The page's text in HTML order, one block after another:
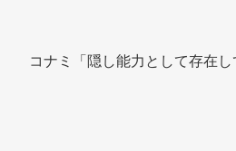
コナミ「隠し能力として存在